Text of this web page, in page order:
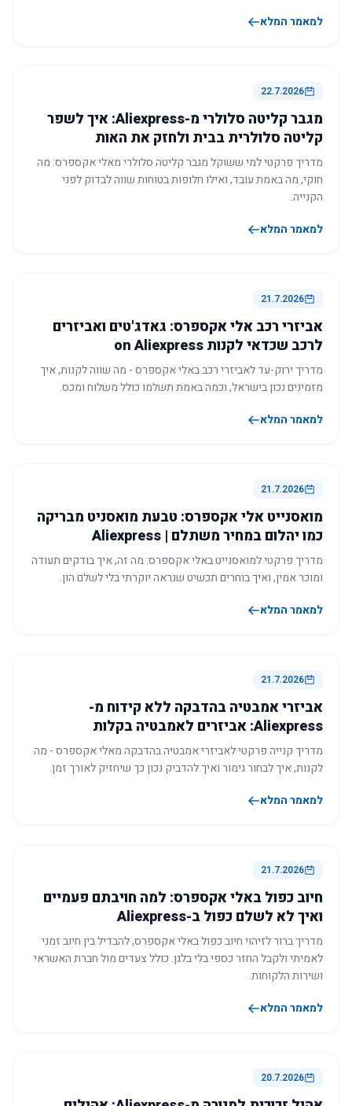
למאמר המלא
22.7.2026
מגבר קליטה סלולרי מ-Aliexpress: איך לשפר
קליטה סלולרית בבית ולחזק את האות
מדריך פרקטי למי ששוקל מגבר קליטה סלולרי מאלי אקספרס: מה
חוקי, מה באמת עובד, ואילו חלופות בטוחות שווה לבדוק לפני
הקנייה.
למאמר המלא
21.7.2026
אביזרי רכב אלי אקספרס: גאדג'טים ואביזרים
לרכב שכדאי לקנות on Aliexpress
מדריך ירוק-עד לאביזרי רכב באלי אקספרס - מה שווה לקנות, איך
מזמינים נכון בישראל, וכמה באמת תשלמו כולל משלוח ומכס.
למאמר המלא
21.7.2026
מואסנייט אלי אקספרס: טבעת מואסניט מבריקה
כמו יהלום במחיר משתלם | Aliexpress
מדריך פרקטי למואסנייט באלי אקספרס: מה זה, איך בודקים תעודה
ומוכר אמין, ואיך בוחרים תכשיט שנראה יוקרתי בלי לשלם הון.
למאמר המלא
21.7.2026
אביזרי אמבטיה בהדבקה ללא קידוח מ-
Aliexpress: אביזרים לאמבטיה בקלות
מדריך קנייה פרקטי לאביזרי אמבטיה בהדבקה מאלי אקספרס - מה
לקנות, איך לבחור גימור ואיך להדביק נכון כך שיחזיק לאורך זמן.
למאמר המלא
21.7.2026
חיוב כפול באלי אקספרס: למה חויבתם פעמיים
ואיך לא לשלם כפול ב-Aliexpress
מדריך ברור לזיהוי חיוב כפול באלי אקספרס, להבדיל בין חיוב זמני
לאמיתי ולקבל החזר כספי בלי בלגן. כולל צעדים מול חברת האשראי
ושירות הלקוחות.
למאמר המלא
20.7.2026